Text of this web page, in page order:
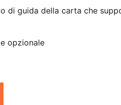
di guida della carta che
opzionale